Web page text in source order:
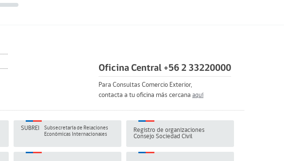
Oficina Central +56 2 33220000
Para Consultas Comercio Exterior,
contacta a tu oficina más cercana aquí
SUBREI
Subsecretaría de Relaciones
Económicas Internacionales
Registro de organizaciones
Consejo Sociedad Civil